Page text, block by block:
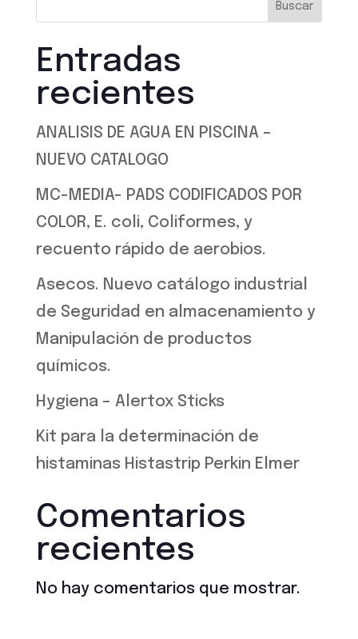
Buscar
Entradas
recientes
ANALISIS DE AGUA EN PISCINA –
NUEVO CATALOGO
MC-MEDIA- PADS CODIFICADOS POR
COLOR, E. coli, Coliformes, y
recuento rápido de aerobios.
Asecos. Nuevo catálogo industrial
de Seguridad en almacenamiento y
Manipulación de productos
químicos.
Hygiena – Alertox Sticks
Kit para la determinación de
histaminas Histastrip Perkin Elmer
Comentarios
recientes
No hay comentarios que mostrar.